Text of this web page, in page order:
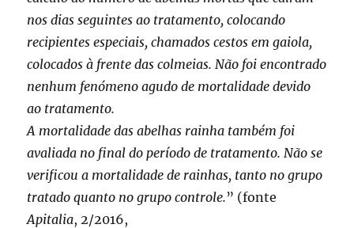
nos dias seguintes ao tratamento, colocando
recipientes especiais, chamados cestos em gaiola,
colocados à frente das colmeias. Não foi encontrado
nenhum fenómeno agudo de mortalidade devido
ao tratamento.
A mortalidade das abelhas rainha também foi
avaliada no final do período de tratamento. Não se
verificou a mortalidade de rainhas, tanto no grupo
tratado quanto no grupo controle.” (fonte
Apitalia, 2/2016,